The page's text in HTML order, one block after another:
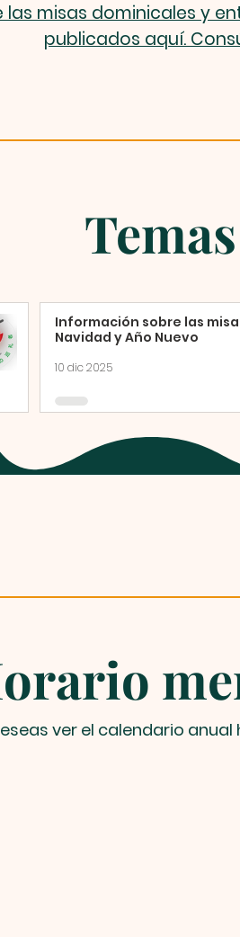
las misas dominicales y
publicados aquí.
Temas
Información sobre las
Navidad y Año Nuevo
10 dic 2025
ver el calendario